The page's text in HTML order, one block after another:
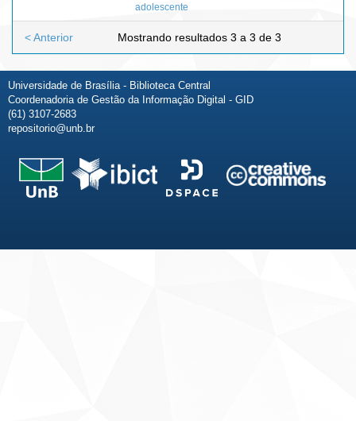
adolescente
Mostrando resultados 3 a 3 de 3
< Anterior
Universidade de Brasília - Biblioteca Central
Coordenadoria de Gestão da Informação Digital - GID
(61) 3107-2683
repositorio@unb.br